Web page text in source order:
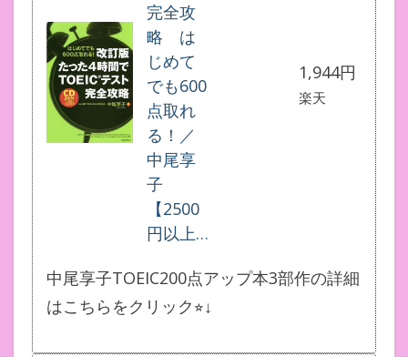
完全攻
略 は
じめて
でも600
点取れ
る！／
中尾享
子
【2500
円以上…
1,944円
楽天
中尾享子TOEIC200点アップ本3部作の詳細
はこちらをクリック⭐︎↓